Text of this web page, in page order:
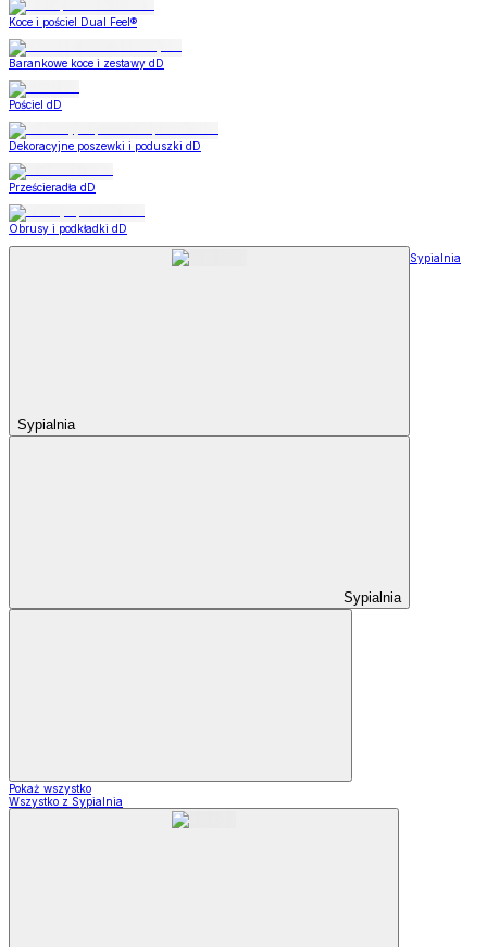
Koce i pościel Dual Feel®
Barankowe koce i zestawy dD
Pościel dD
Dekoracyjne poszewki i poduszki dD
Prześcieradła dD
Obrusy i podkładki dD
Sypialnia
Sypialnia
Sypialnia
Pokaż wszystko
Wszystko z Sypialnia